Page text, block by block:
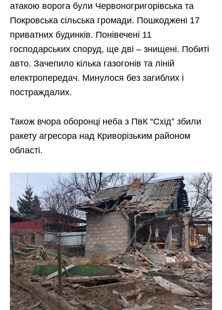
атакою ворога були Червоногригорівська та
Покровська сільська громади. Пошкоджені 17
приватних будинків. Понівечені 11
господарських споруд, ще дві – знищені. Побиті
авто. Зачепило кілька газогонів та ліній
електропередач. Минулося без загиблих і
постраждалих.
Також вчора оборонці неба з ПвК “Схід” збили
ракету агресора над Криворізьким районом
області.